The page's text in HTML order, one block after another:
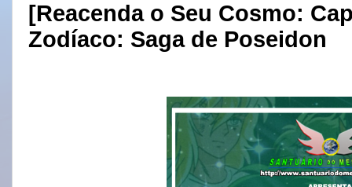
[Reacenda o Seu Cosmo:
Zodíaco: Saga de Poseidon